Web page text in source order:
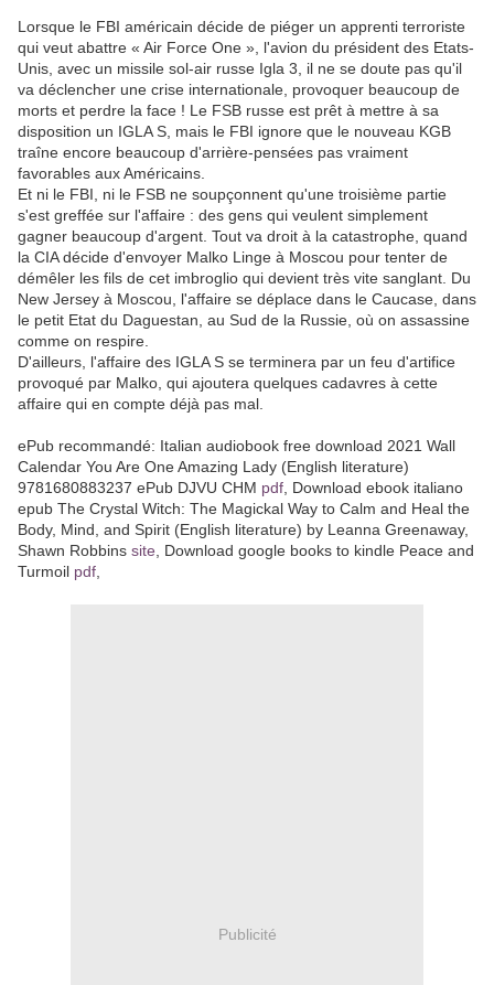
Lorsque le FBI américain décide de piéger un apprenti terroriste
qui veut abattre « Air Force One », l'avion du président des Etats-
Unis, avec un missile sol-air russe Igla 3, il ne se doute pas qu'il
va déclencher une crise internationale, provoquer beaucoup de
morts et perdre la face ! Le FSB russe est prêt à mettre à sa
disposition un IGLA S, mais le FBI ignore que le nouveau KGB
traîne encore beaucoup d'arrière-pensées pas vraiment
favorables aux Américains.
Et ni le FBI, ni le FSB ne soupçonnent qu'une troisième partie
s'est greffée sur l'affaire : des gens qui veulent simplement
gagner beaucoup d'argent. Tout va droit à la catastrophe, quand
la CIA décide d'envoyer Malko Linge à Moscou pour tenter de
démêler les fils de cet imbroglio qui devient très vite sanglant. Du
New Jersey à Moscou, l'affaire se déplace dans le Caucase, dans
le petit Etat du Daguestan, au Sud de la Russie, où on assassine
comme on respire.
D'ailleurs, l'affaire des IGLA S se terminera par un feu d'artifice
provoqué par Malko, qui ajoutera quelques cadavres à cette
affaire qui en compte déjà pas mal.
ePub recommandé: Italian audiobook free download 2021 Wall
Calendar You Are One Amazing Lady (English literature)
9781680883237 ePub DJVU CHM pdf , Download ebook italiano
epub The Crystal Witch: The Magickal Way to Calm and Heal the
Body, Mind, and Spirit (English literature) by Leanna Greenaway,
Shawn Robbins site , Download google books to kindle Peace and
Turmoil pdf
Publicité